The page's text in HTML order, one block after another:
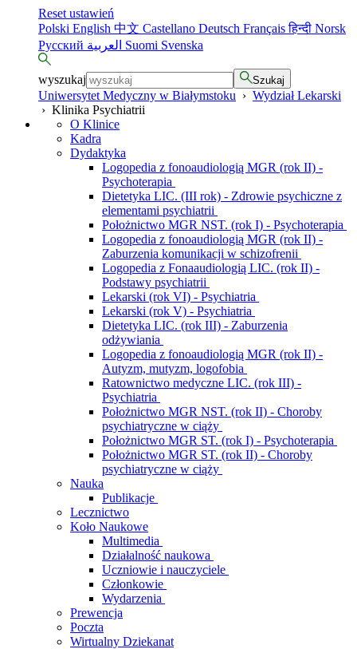
Reset ustawień
Polski English 中文 Castellano Deutsch Françaisहिन्दी Norsk
Русский
Suomi Svenska
wyszukaj Szukaj
Uniwersytet Medyczny w Białymstoku › Wydział Lekarski
› Klinika Psychiatrii
O Klinice
Kadra
Dydaktyka
Logopedia z fonoaudiologią MGR (rok II) -
Psychoterapia
Dietetyka LIC. (III rok) - Zdrowie psychiczne z
elementami psychiatrii
Położnictwo MGR NST. (rok I) - Psychoterapia
Logopedia z fonoaudiologią MGR (rok II) -
Zaburzenia komunikacji w schizofrenii
Logopedia z Fonaaudiologią LIC. (rok II) -
Podstawy psychiatrii
Lekarski (rok VI) - Psychiatria
Lekarski (rok V) - Psychiatria
Dietetyka LIC. (rok III) - Zaburzenia
odżywiania
Logopedia z fonoaudiologią MGR (rok II) -
Autyzm, mutyzm, logofobia
Ratownictwo medyczne LIC. (rok III) -
Psychiatria
Położnictwo MGR NST. (rok II) - Choroby
psychiatryczne w ciąży
Położnictwo MGR ST. (rok I) - Psychoterapia
Położnictwo MGR ST. (rok II) - Choroby
psychiatryczne w ciąży
Nauka
Publikacje
Lecznictwo
Koło Naukowe
Multimedia
Działalność naukowa
Uczniowie i nauczyciele
Członkowie
Wydarzenia
Prewencja
Poczta
Wirtualny Dziekanat